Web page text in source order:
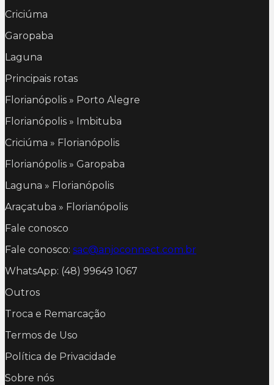
Criciúma
Garopaba
Laguna
Principais rotas
Florianópolis » Porto Alegre
Florianópolis » Imbituba
Criciúma » Florianópolis
Florianópolis » Garopaba
Laguna » Florianópolis
Araçatuba » Florianópolis
Fale conosco
Fale conosco: sac@anjoconnect.com.br
WhatsApp: (48) 99649 1067
Outros
Troca e Remarcação
Termos de Uso
Política de Privacidade
Sobre nós